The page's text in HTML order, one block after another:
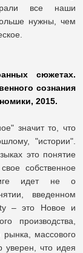
все наши
нужны, чем
сюжетах.
сознания
2015.
значит то, что
"истории".
это понятие
собственное
идет не о
введенном
– это Новое и
производства,
рынка, массового
уверен, что идея